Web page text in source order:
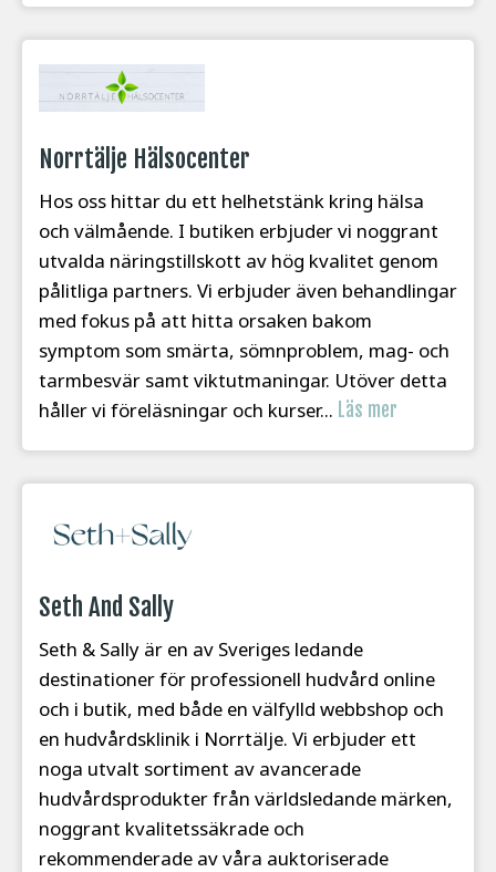
Norrtälje Hälsocenter
Hos oss hittar du ett helhetstänk kring hälsa
och välmående. I butiken erbjuder vi noggrant
utvalda näringstillskott av hög kvalitet genom
pålitliga partners. Vi erbjuder även behandlingar
med fokus på att hitta orsaken bakom
symptom som smärta, sömnproblem, mag- och
tarmbesvär samt viktutmaningar. Utöver detta
håller vi föreläsningar och kurser... Läs mer
Seth And Sally
Seth & Sally är en av Sveriges ledande
destinationer för professionell hudvård online
och i butik, med både en välfylld webbshop och
en hudvårdsklinik i Norrtälje. Vi erbjuder ett
noga utvalt sortiment av avancerade
hudvårdsprodukter från världsledande märken,
noggrant kvalitetssäkrade och
rekommenderade av våra auktoriserade